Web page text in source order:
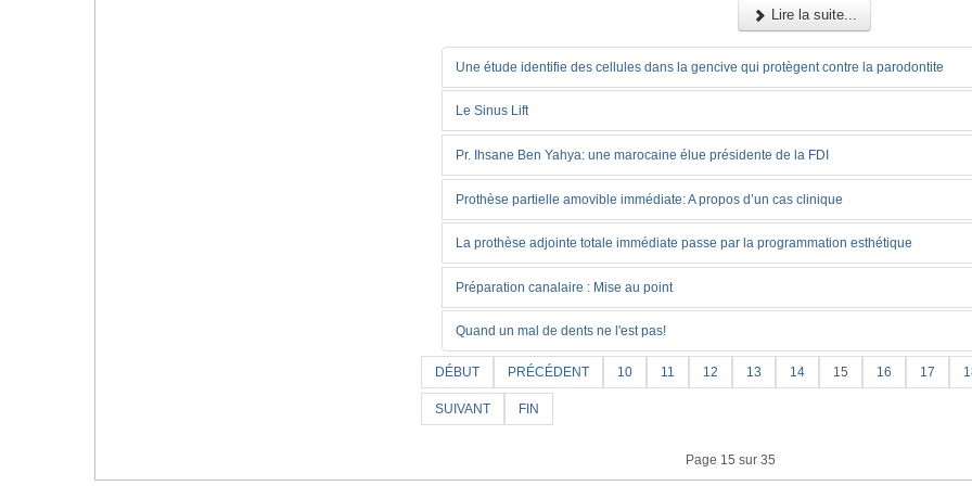
Lire la suite...
Une étude identifie des cellules dans la gencive qui protègent contre la parodontite
Le Sinus Lift
Pr. Ihsane Ben Yahya: une marocaine élue présidente de la FDI
Prothèse partielle amovible immédiate: A propos d’un cas clinique
La prothèse adjointe totale immédiate passe par la programmation esthétique
Préparation canalaire : Mise au point
Quand un mal de dents ne l'est pas!
DÉBUT PRÉCÉDENT 10 11 12 13 14 15 16 17
SUIVANT FIN
Page 15 sur 35